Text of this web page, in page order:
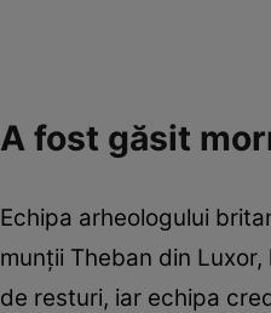
A fost găsit
Echipa arheologului
munții Theban din
de resturi, iar echipa